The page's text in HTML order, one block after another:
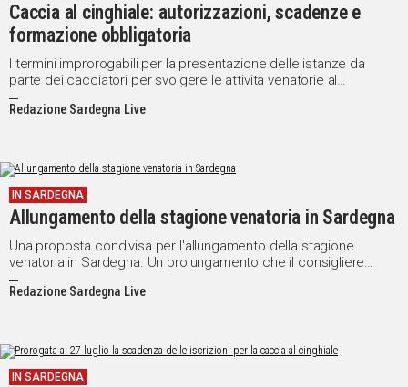
Caccia al cinghiale: autorizzazioni, scadenze e
formazione obbligatoria
I termini improrogabili per la presentazione delle istanze da
parte dei cacciatori per svolgere le attività venatorie al
cinghiale...
Redazione Sardegna Live
IN SARDEGNA
Allungamento della stagione venatoria in Sardegna
Una proposta condivisa per l'allungamento della stagione
venatoria in Sardegna. Un prolungamento che il consigliere
regionale Edoardo Tocco (FI) auspica venga approvato dall'aula
di via Roma, poi portato davanti al Comitato faunistico.
Redazione Sardegna Live
IN SARDEGNA